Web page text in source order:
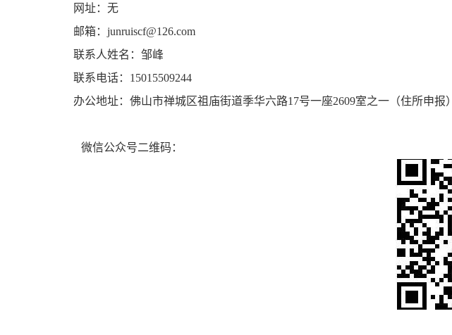
网址：无
邮箱：junruiscf@126.com
联系人姓名：邹峰
联系电话：15015509244
办公地址：佛山市禅城区祖庙街道季华六路17号一座2609室之一（住所申报）
微信公众号二维码：